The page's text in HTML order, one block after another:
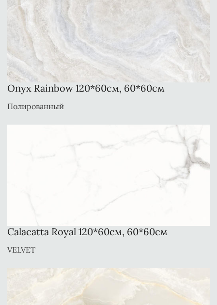
Onyx Rainbow 120*60см, 60*60см
Полированный
Calacatta Royal 120*60см, 60*60см
VELVET